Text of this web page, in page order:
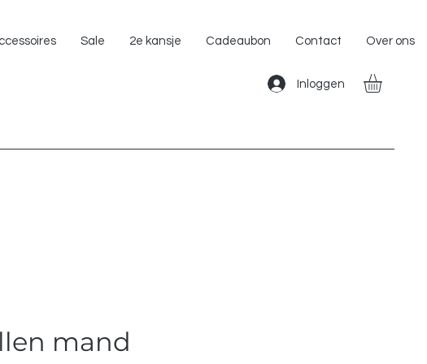
Sale 2e kansje Cadeaubon Contact Over ons
Inloggen
mand